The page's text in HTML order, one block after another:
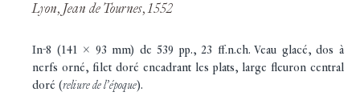
Lyon, Jean de Tournes, 1552
In-8 (141 x 93 mm) de 539 pp., 23 ff.n.ch. Veau glacé, dos à
nerfs orné, filet doré encadrant les plats, large fleuron central
doré (reliure de l’époque).